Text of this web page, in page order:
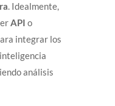
. Idealmente,
API o
integrar los
análisis